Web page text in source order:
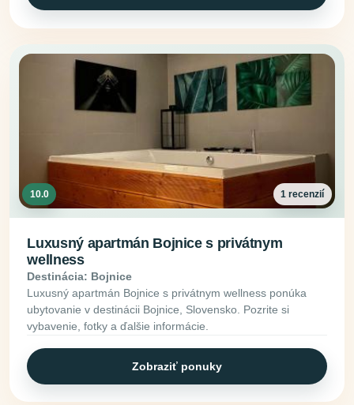
10.0 1 recenzií
Luxusný apartmán Bojnice s privátnym
wellness
Destinácia: Bojnice
Luxusný apartmán Bojnice s privátnym wellness ponúka
ubytovanie v destinácii Bojnice, Slovensko. Pozrite si
vybavenie, fotky a ďalšie informácie.
Zobraziť ponuky